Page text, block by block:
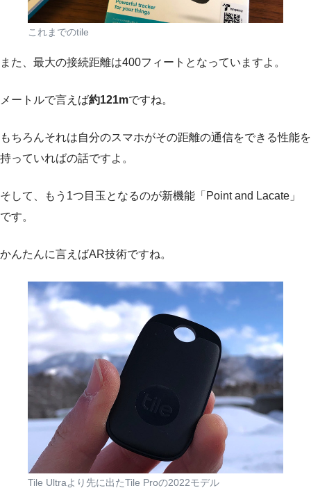
これまでのtile
また、最大の接続距離は400フィートとなっていますよ。
メートルで言えば約121mですね。
もちろんそれは自分のスマホがその距離の通信をできる性能を
持っていればの話ですよ。
そして、もう1つ目玉となるのが新機能「Point and Lacate」
です。
かんたんに言えばAR技術ですね。
Tile Ultraより先に出たTile Proの2022モデル